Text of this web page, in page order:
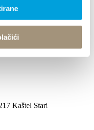
Štafilić
Kaštel Stari